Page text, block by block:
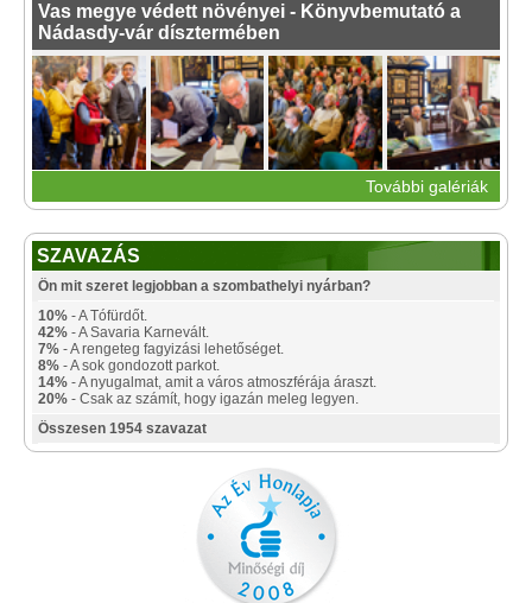
Vas megye védett növényei - Könyvbemutató a
Nádasdy-vár dísztermében
További galériák
SZAVAZÁS
Ön mit szeret legjobban a szombathelyi nyárban?
10% - A Tófürdőt.
42% - A Savaria Karnevált.
7% - A rengeteg fagyizási lehetőséget.
8% - A sok gondozott parkot.
14% - A nyugalmat, amit a város atmoszférája áraszt.
20% - Csak az számít, hogy igazán meleg legyen.
Összesen 1954 szavazat